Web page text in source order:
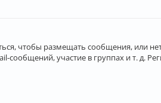
чтобы размещать сообщения, или
участие в группах и т. д.